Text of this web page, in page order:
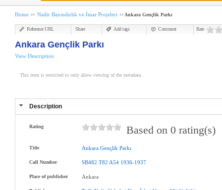
Home Nadir Bayındırlık ve İmar Projeleri Ankara Gençlik Parkı
Reference URL Share Add tags Comment Rate
Ankara Gençlik Parkı
View Description
This item is restricted to only allow viewing of the metadata.
Description
Rating Based on 0 rating(s)
Title Ankara Gençlik Parkı
Call Number SB482.T82 A54 1936-1937
Place of publisher Ankara